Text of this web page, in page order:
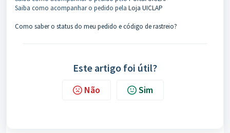
Saiba como acompanhar o pedido pela Loja UICLAP
Como saber o status do meu pedido e código de rastreio?
Este artigo foi útil?
Não Sim